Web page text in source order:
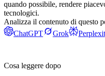
quando possibile, rendere
tecnologici.
Analizza il contenuto di questo
ChatGPT
Grok
Cosa leggere dopo